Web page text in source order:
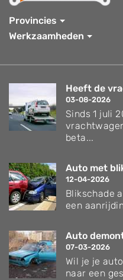
Provincies
Werkzaamheden
Heeft de
03-08-2026
Sinds 1 juli
beta...
Auto met
12-04-2026
Blikschade
een
Auto
07-03-2026
Wil je je
naar een